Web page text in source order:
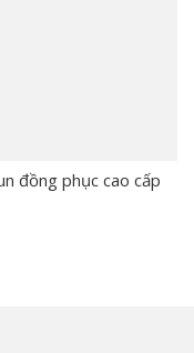
đồng phục cao cấp